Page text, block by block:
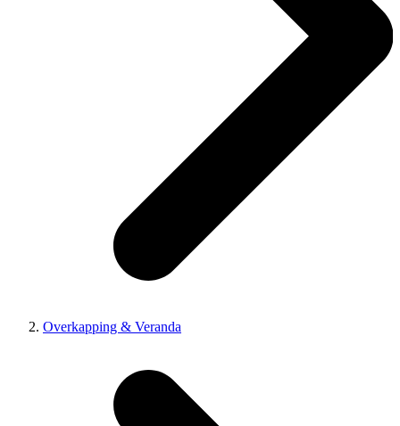
Overkapping & Veranda